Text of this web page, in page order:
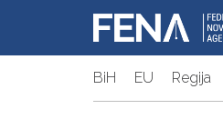
BiH EU Regija